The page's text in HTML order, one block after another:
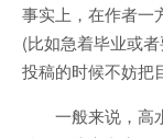
事实上，在作者一
(比如急着毕业或
投稿的时候不妨把
一般来说，高